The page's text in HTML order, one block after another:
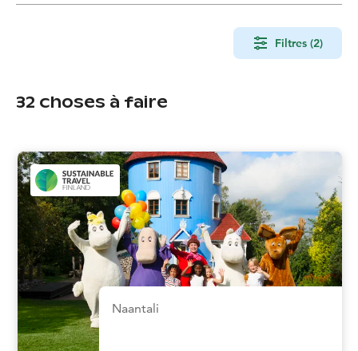
Filtres (2)
32 choses à faire
Naantali